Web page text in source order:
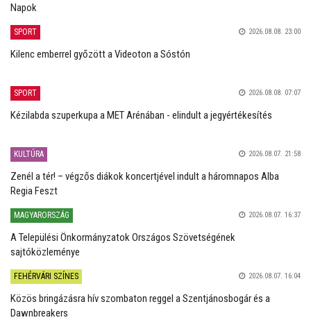
Napok
SPORT 2026.08.08. 23:00
Kilenc emberrel győzött a Videoton a Sóstón
SPORT 2026.08.08. 07:07
Kézilabda szuperkupa a MET Arénában - elindult a jegyértékesítés
KULTÚRA 2026.08.07. 21:58
Zenél a tér! – végzős diákok koncertjével indult a háromnapos Alba
Regia Feszt
MAGYARORSZÁG 2026.08.07. 16:37
A Települési Önkormányzatok Országos Szövetségének
sajtóközleménye
FEHÉRVÁRI SZÍNES 2026.08.07. 16:04
Közös bringázásra hív szombaton reggel a Szentjánosbogár és a
Dawnbreakers